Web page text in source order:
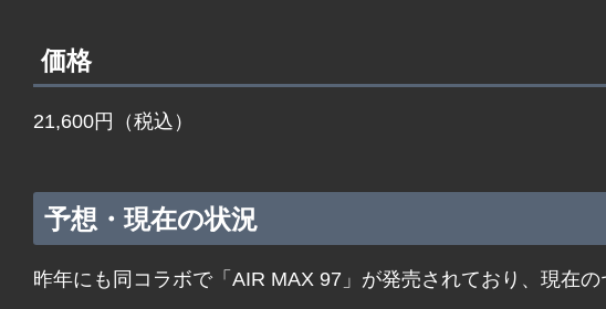
価格
21,600円（税込）
予想・現在の状況
昨年にも同コラボで「AIR MAX 97」が発売されており、現在の